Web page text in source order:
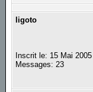
ligoto
Inscrit le: 15 Mai 2005
Messages: 23